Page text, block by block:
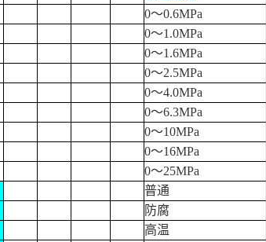
0～0.6MPa
0～1.0MPa
0～1.6MPa
0～2.5MPa
0～4.0MPa
0～6.3MPa
0～10MPa
0～16MPa
0～25MPa
普通
防腐
高温